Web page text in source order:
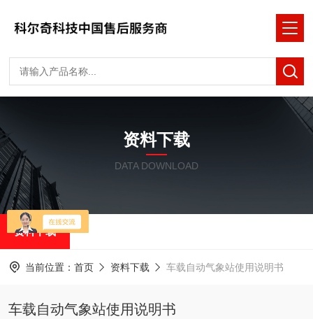
资料下载
DATA DOWNLOAD
资料下载
当前位置： 首页 资料下载 车载自动气象站使用说明书
车载自动气象站使用说明书